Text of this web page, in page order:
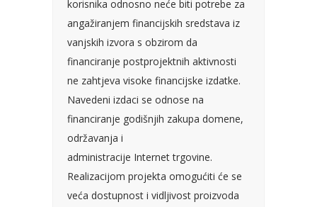
korisnika odnosno neće biti potrebe za
angažiranjem financijskih sredstava iz
vanjskih izvora s obzirom da
financiranje postprojektnih aktivnosti
ne zahtjeva visoke financijske izdatke.
Navedeni izdaci se odnose na
financiranje godišnjih zakupa domene,
održavanja i
administracije Internet trgovine.
Realizacijom projekta omogućiti će se
veća dostupnost i vidljivost proizvoda